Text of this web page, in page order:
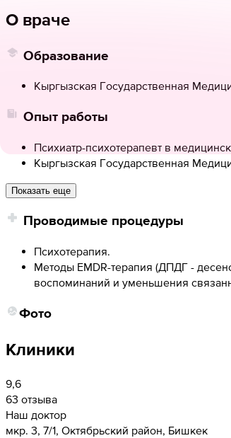
О враче
Образование
Кыргызская Государственная
Опыт работы
Психиатр-психотерапевт в
Кыргызская Государственная
Показать еще
Проводимые процедуры
Психотерапия.
Методы EMDR-терапия (ДПДГ -
воспоминаний и уменьшения
Фото
Клиники
9,6
63 отзыва
Наш доктор
мкр. 3, 7/1, Октябрьский район, Бишкек